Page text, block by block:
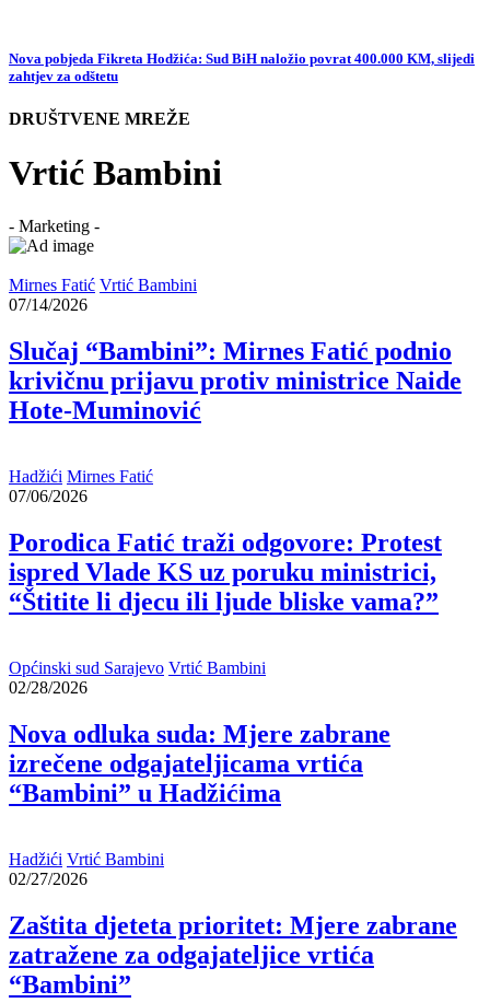
Nova pobjeda Fikreta Hodžića: Sud BiH naložio povrat 400.000 KM, slijedi
zahtjev za odštetu
DRUŠTVENE MREŽE
Vrtić Bambini
- Marketing -
Mirnes Fatić Vrtić Bambini
07/14/2026
Slučaj “Bambini”: Mirnes Fatić podnio
krivičnu prijavu protiv ministrice Naide
Hote-Muminović
Hadžići Mirnes Fatić
07/06/2026
Porodica Fatić traži odgovore: Protest
ispred Vlade KS uz poruku ministrici,
“Štitite li djecu ili ljude bliske vama?”
Općinski sud Sarajevo Vrtić Bambini
02/28/2026
Nova odluka suda: Mjere zabrane
izrečene odgajateljicama vrtića
“Bambini” u Hadžićima
Hadžići Vrtić Bambini
02/27/2026
Zaštita djeteta prioritet: Mjere zabrane
zatražene za odgajateljice vrtića
“Bambini”